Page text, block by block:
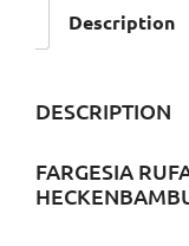
Description
DESCRIPTION
FARGESIA